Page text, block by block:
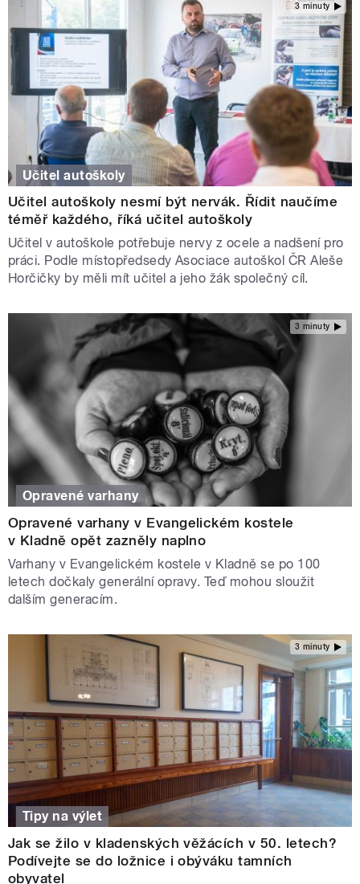
3 minuty
Učitel autoškoly
Učitel autoškoly nesmí být nervák. Řídit naučíme
téměř každého, říká učitel autoškoly
Učitel v autoškole potřebuje nervy z ocele a nadšení pro
práci. Podle místopředsedy Asociace autoškol ČR Aleše
Horčičky by měli mít učitel a jeho žák společný cíl.
3 minuty
Opravené varhany
Opravené varhany v Evangelickém kostele
v Kladně opět zazněly naplno
Varhany v Evangelickém kostele v Kladně se po 100
letech dočkaly generální opravy. Teď mohou sloužit
dalším generacím.
3 minuty
Tipy na výlet
Jak se žilo v kladenských věžácích v 50. letech?
Podívejte se do ložnice i obýváku tamních
obyvatel